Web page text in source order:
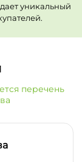
уникальный
перечень